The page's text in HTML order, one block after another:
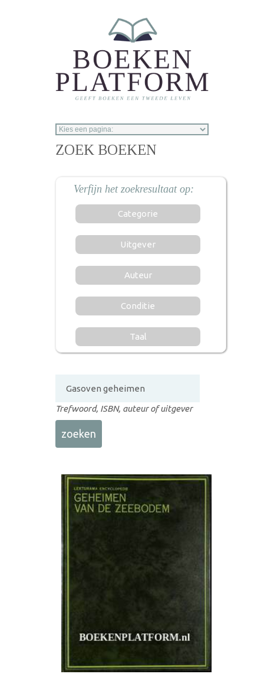
ZOEK BOEKEN
Categorie
Uitgever
Auteur
Conditie
Taal
Trefwoord, ISBN, auteur of uitgever